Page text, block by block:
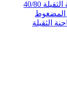
الثقيلة